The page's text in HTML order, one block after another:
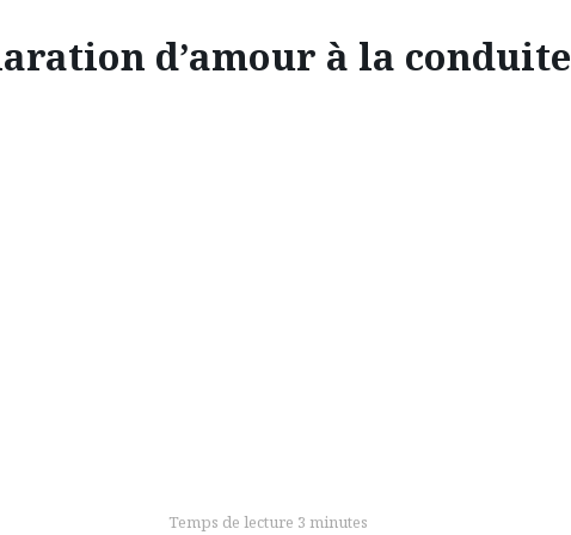
d’amour à la conduite
Temps de lecture 3 minutes